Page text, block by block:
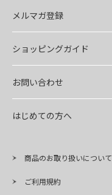
メルマガ登録
ショッピングガイド
お問い合わせ
はじめての方へ
商品のお取り扱いについて
ご利用規約